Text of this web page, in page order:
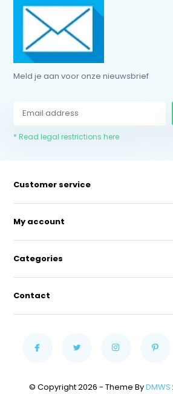
Meld je aan voor onze nieuwsbrief
* Read legal restrictions here
Customer service
My account
Categories
Contact
© Copyright 2026 - Theme ByDMWS
* Read legal restrictions